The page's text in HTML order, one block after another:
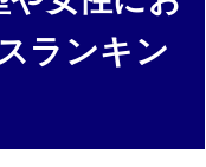
ランキン